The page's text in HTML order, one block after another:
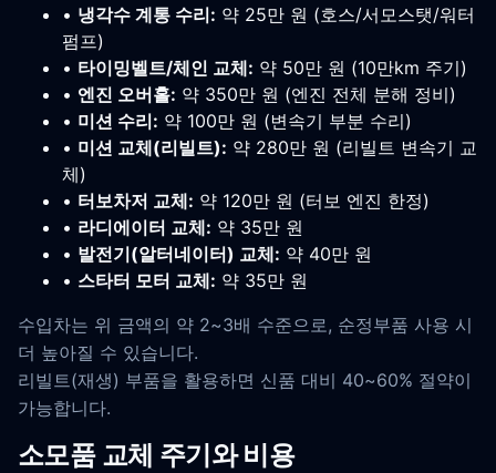
• 냉각수 계통 수리: 약 25만 원 (호스/서모스탯/워터
펌프)
• 타이밍벨트/체인 교체: 약 50만 원 (10만km 주기)
• 엔진 오버홀: 약 350만 원 (엔진 전체 분해 정비)
• 미션 수리: 약 100만 원 (변속기 부분 수리)
• 미션 교체(리빌트): 약 280만 원 (리빌트 변속기 교
체)
• 터보차저 교체: 약 120만 원 (터보 엔진 한정)
• 라디에이터 교체: 약 35만 원
• 발전기(알터네이터) 교체: 약 40만 원
• 스타터 모터 교체: 약 35만 원
수입차는 위 금액의 약 2~3배 수준으로, 순정부품 사용 시
더 높아질 수 있습니다.
리빌트(재생) 부품을 활용하면 신품 대비 40~60% 절약이
가능합니다.
소모품 교체 주기와 비용